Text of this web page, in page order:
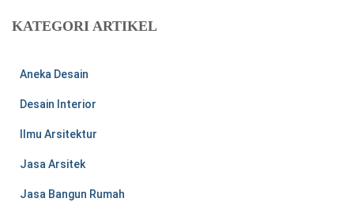
n
KATEGORI ARTIKEL
Aneka Desain
Desain Interior
Ilmu Arsitektur
Jasa Arsitek
Jasa Bangun Rumah